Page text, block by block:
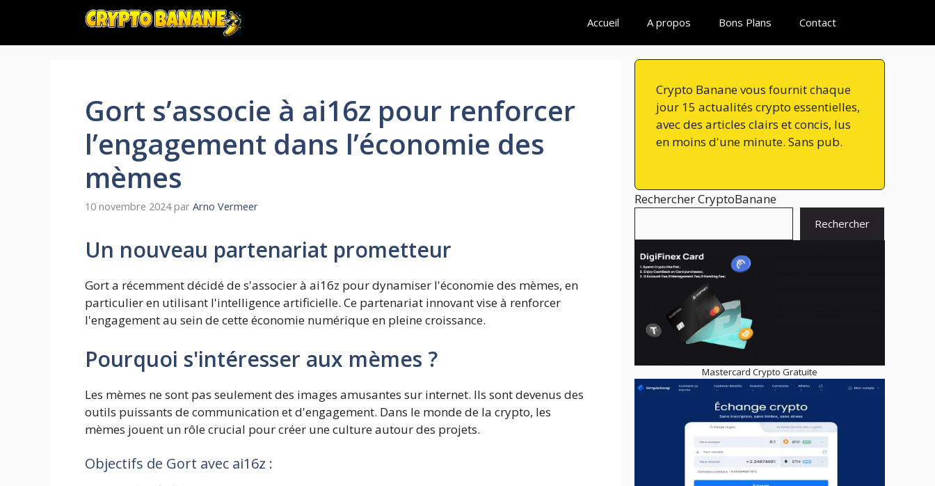
contenu
Accueil A propos Bons Plans Contact
Gort s’associe à ai16z pour renforcer
l’engagement dans l’économie des
mèmes
10 novembre 2024 par Arno Vermeer
Un nouveau partenariat prometteur
Gort a récemment décidé de s'associer à ai16z pour dynamiser l'économie des mèmes, en
particulier en utilisant l'intelligence artificielle. Ce partenariat innovant vise à renforcer
l'engagement au sein de cette économie numérique en pleine croissance.
Pourquoi s'intéresser aux mèmes ?
Les mèmes ne sont pas seulement des images amusantes sur internet. Ils sont devenus des
outils puissants de communication et d'engagement. Dans le monde de la crypto, les
mèmes jouent un rôle crucial pour créer une culture autour des projets.
Objectifs de Gort avec ai16z :
Crypto Banane vous fournit chaque
jour 15 actualités crypto essentielles,
avec des articles clairs et concis, lus
en moins d'une minute. Sans pub.
Rechercher CryptoBanane
Rechercher
Mastercard Crypto Gratuite